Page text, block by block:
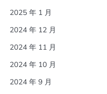
2025 年 1 月
2024 年 12 月
2024 年 11 月
2024 年 10 月
2024 年 9 月